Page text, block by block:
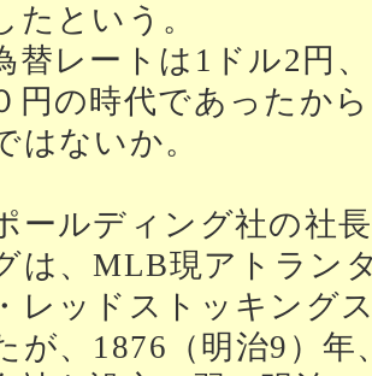
たという。
替レートは1ドル2円
円の時代であったか
はないか。
ールディング社の社
は、MLB現アトラン
レッドストッキング
が、1876（明治9）